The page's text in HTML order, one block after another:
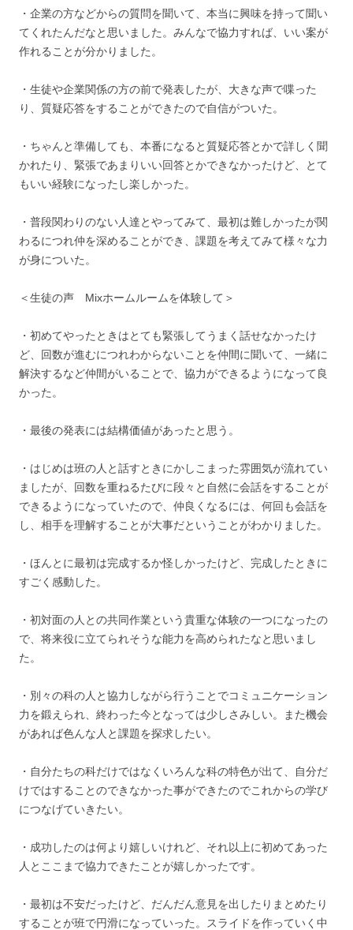
・企業の方などからの質問を聞いて、本当に興味を持って聞い
てくれたんだなと思いました。みんなで協力すれば、いい案が
作れることが分かりました。
・生徒や企業関係の方の前で発表したが、大きな声で喋った
り、質疑応答をすることができたので自信がついた。
・ちゃんと準備しても、本番になると質疑応答とかで詳しく聞
かれたり、緊張であまりいい回答とかできなかったけど、とて
もいい経験になったし楽しかった。
・普段関わりのない人達とやってみて、最初は難しかったが関
わるにつれ仲を深めることができ、課題を考えてみて様々な力
が身についた。
＜生徒の声 Mixホームルームを体験して＞
・初めてやったときはとても緊張してうまく話せなかったけ
ど、回数が進むにつれわからないことを仲間に聞いて、一緒に
解決するなど仲間がいることで、協力ができるようになって良
かった。
・最後の発表には結構価値があったと思う。
・はじめは班の人と話すときにかしこまった雰囲気が流れてい
ましたが、回数を重ねるたびに段々と自然に会話をすることが
できるようになっていたので、仲良くなるには、何回も会話を
し、相手を理解することが大事だということがわかりました。
・ほんとに最初は完成するか怪しかったけど、完成したときに
すごく感動した。
・初対面の人との共同作業という貴重な体験の一つになったの
で、将来役に立てられそうな能力を高められたなと思いまし
た。
・別々の科の人と協力しながら行うことでコミュニケーション
力を鍛えられ、終わった今となっては少しさみしい。また機会
があれば色んな人と課題を探求したい。
・自分たちの科だけではなくいろんな科の特色が出て、自分だ
けではすることのできなかった事ができたのでこれからの学び
につなげていきたい。
・成功したのは何より嬉しいけれど、それ以上に初めてあった
人とここまで協力できたことが嬉しかったです。
・最初は不安だったけど、だんだん意見を出したりまとめたり
することが班で円滑になっていった。スライドを作っていく中